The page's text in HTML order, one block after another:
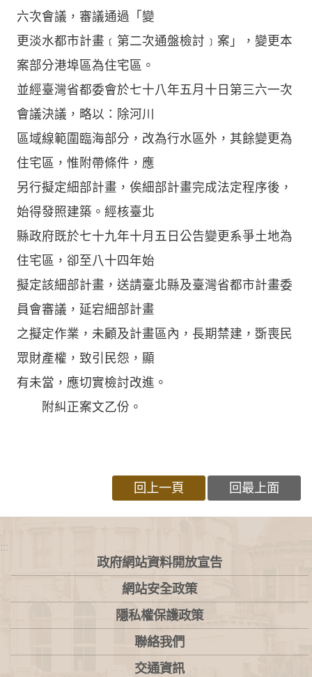
六次會議，審議通過「變
更淡水都市計畫﹝第二次通盤檢討﹞案」，變更本
案部分港埠區為住宅區。
並經臺灣省都委會於七十八年五月十日第三六一次
會議決議，略以：除河川
區域線範圍臨海部分，改為行水區外，其餘變更為
住宅區，惟附帶條件，應
另行擬定細部計畫，俟細部計畫完成法定程序後，
始得發照建築。經核臺北
縣政府既於七十九年十月五日公告變更系爭土地為
住宅區，卻至八十四年始
擬定該細部計畫，送請臺北縣及臺灣省都市計畫委
員會審議，延宕細部計畫
之擬定作業，未顧及計畫區內，長期禁建，斲喪民
眾財產權，致引民怨，顯
有未當，應切實檢討改進。
附糾正案文乙份。
回上一頁 回最上面
:::
政府網站資料開放宣告
網站安全政策
隱私權保護政策
聯絡我們
交通資訊